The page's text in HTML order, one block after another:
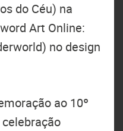
do Céu) na
Art Online:
no design
ao 10º